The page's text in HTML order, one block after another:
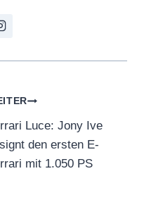
Luce: Jony Ive
den ersten E-
mit 1.050 PS